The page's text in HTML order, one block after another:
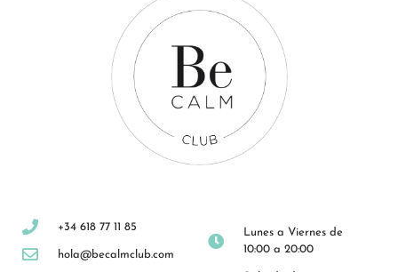
+34 618 77 11 85
hola@becalmclub.com
Lunes a Viernes de
10:00 a 20:00